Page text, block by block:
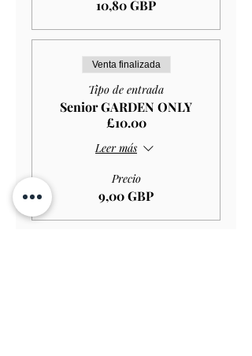
10,80 GBP
Venta finalizada
Tipo de entrada
Senior GARDEN ONLY
£10.00
Leer más
Precio
9,00 GBP